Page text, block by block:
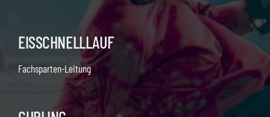
EISSCHNELLLAUF
Fachsparten-Leitung